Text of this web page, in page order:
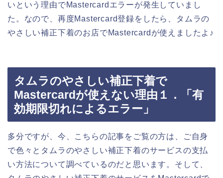
いという理由でMastercardエラーが発生していまし
た。なので、再度Mastercard登録をしたら、タムラの
やさしい補正下着のお店でMastercardが使えましたよ♪
タムラのやさしい補正下着で
Mastercardが使えない理由１．「有
効期限切れによるエラー」
多分ですが、今、こちらの記事をご覧の方は、ご自身
で色々とタムラのやさしい補正下着のサービスの支払
い方法について調べているのだと思います。そして、